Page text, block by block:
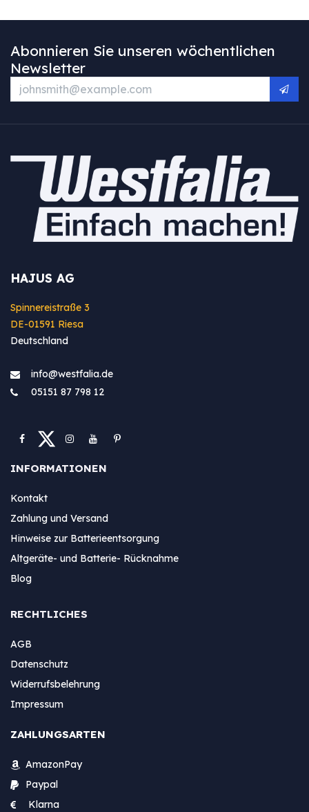
Abonnieren Sie unseren wöchentlichen
Newsletter
HAJUS AG
Spinnereistraße 3
DE-01591 Riesa
Deutschland
info@westfa​lia.de
05151 87 798 12
INFORMATIONEN
Kontakt
Zahlung und Versand
Hinweise zur Batterieentsorgung
Altgeräte- und Batterie- Rücknahme
Blog
RECHTLICHES
AGB
Datenschutz
Widerrufsbelehrung
Impressum
ZAHLUNGSARTEN
AmazonPay
Paypal
Klarna